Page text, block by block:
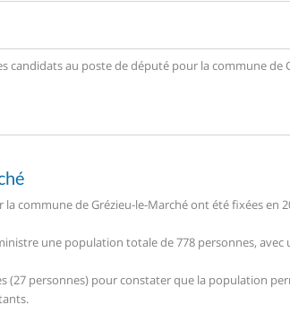
candidats au poste de député pour la commune de
commune de Grézieu-le-Marché ont été fixées en
une population totale de 778 personnes, avec
(27 personnes) pour constater que la population